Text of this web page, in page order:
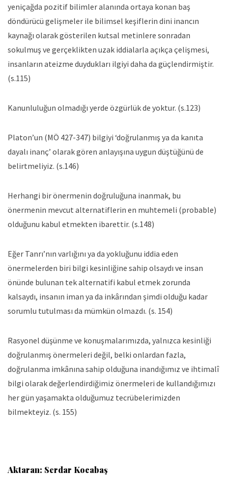
yeniçağda pozitif bilimler alanında ortaya konan baş
döndürücü gelişmeler ile bilimsel keşiflerin dini inancın
kaynağı olarak gösterilen kutsal metinlere sonradan
sokulmuş ve gerçeklikten uzak iddialarla açıkça çelişmesi,
insanların ateizme duydukları ilgiyi daha da güçlendirmiştir.
(s.115)
Kanunluluğun olmadığı yerde özgürlük de yoktur. (s.123)
Platon’un (MÖ 427-347) bilgiyi ‘doğrulanmış ya da kanıta
dayalı inanç’ olarak gören anlayışına uygun düştüğünü de
belirtmeliyiz. (s.146)
Herhangi bir önermenin doğruluğuna inanmak, bu
önermenin mevcut alternatiflerin en muhtemeli (probable)
olduğunu kabul etmekten ibarettir. (s.148)
Eğer Tanrı’nın varlığını ya da yokluğunu iddia eden
önermelerden biri bilgi kesinliğine sahip olsaydı ve insan
önünde bulunan tek alternatifi kabul etmek zorunda
kalsaydı, insanın iman ya da inkârından şimdi olduğu kadar
sorumlu tutulması da mümkün olmazdı. (s. 154)
Rasyonel düşünme ve konuşmalarımızda, yalnızca kesinliği
doğrulanmış önermeleri değil, belki onlardan fazla,
doğrulanma imkânına sahip olduğuna inandığımız ve ihtimalî
bilgi olarak değerlendirdiğimiz önermeleri de kullandığımızı
her gün yaşamakta olduğumuz tecrübelerimizden
bilmekteyiz. (s. 155)
Aktaran: Serdar Kocabaş